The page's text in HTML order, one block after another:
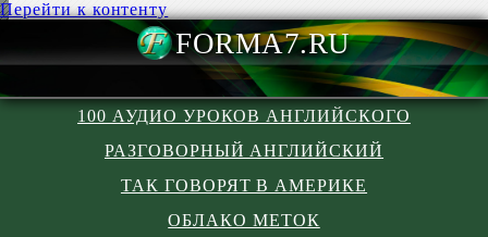
Перейти к контенту
100 АУДИО УРОКОВ АНГЛИЙСКОГО
РАЗГОВОРНЫЙ АНГЛИЙСКИЙ
ТАК ГОВОРЯТ В АМЕРИКЕ
ОБЛАКО МЕТОК